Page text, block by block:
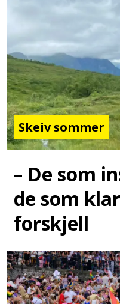
Skeiv sommer
– De som
de som
forskjell